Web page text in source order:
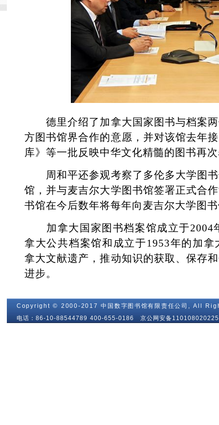
德里介绍了加拿大国家图书与档案两
方图书馆界合作的意愿，并对该馆去年
库》等一批反映中华文化精髓的图书再
周和平还参观考察了多伦多大学图书
馆，并与麦吉尔大学图书馆签署正式合
书馆在今后数年将每年向麦吉尔大学图
加拿大国家图书档案馆成立于2004
拿大公共档案馆和成立于1953年的加
拿大文献遗产，推动知识的获取、保存
进步。
Copyright © 2000-2017 中国数字图书馆有限责任公司, All
电话：86-10-88544789 400-655-0186 京公网安备